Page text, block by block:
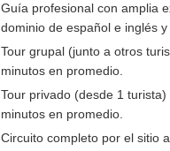
Guía profesional con amplia
dominio de español e inglés y
Tour grupal (junto a otros
minutos en promedio.
Tour privado (desde 1
minutos en promedio.
Circuito completo por el sitio